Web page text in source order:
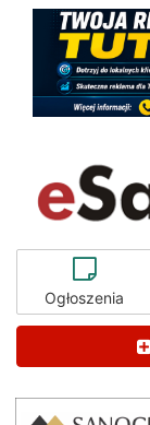
Ogłoszenia